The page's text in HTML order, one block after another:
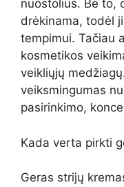
nuostolius. Be to,
drėkinama, todėl
tempimui. Tačiau
kosmetikos
veikliųjų
veiksmingumas
pasirinkimo,
Kada verta pirkti
Geras strijų